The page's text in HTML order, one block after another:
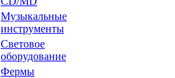
Музыкальные
инструменты
Световое
оборудование
Фермы